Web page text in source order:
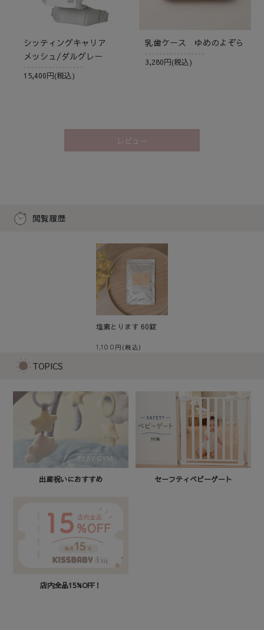
シッティングキャリア
メッシュ/ダルグレー
15,400円(税込)
乳歯ケース ゆめのよぞら
3,280円(税込)
レビュー
閲覧履歴
塩素とります 60錠
1,100
TOPICS
出産祝いにおすすめ セーフティベビーゲート
店内全品15%OFF！